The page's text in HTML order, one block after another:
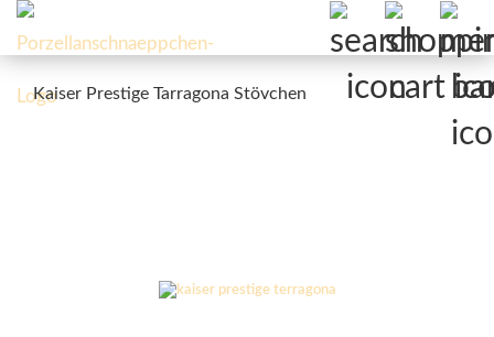
Kaiser Prestige Tarragona Stövchen